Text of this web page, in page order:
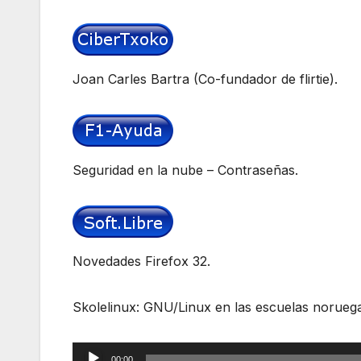
Joan Carles Bartra (Co-fundador de flirtie).
Seguridad en la nube – Contraseñas.
Novedades Firefox 32.
Skolelinux: GNU/Linux en las escuelas
Reproductor